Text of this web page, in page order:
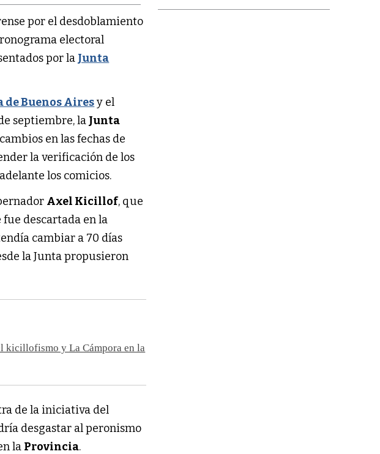
por el desdoblamiento
electoral
por la Junta
Buenos Airesy el
septiembre, la Junta
en las fechas de
la verificación de los
los comicios.
Axel Kicillof, que
descartada en la
cambiar a 70 días
la Junta propusieron
kicillofismo y La Cámpora en la
de la iniciativa del
desgastar al peronismo
la Provincia.